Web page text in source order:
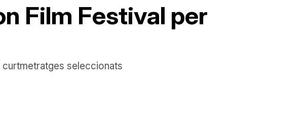
Film Festival per
curtmetratges seleccionats